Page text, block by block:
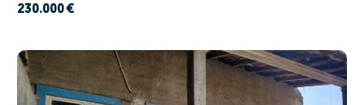
230.000 €